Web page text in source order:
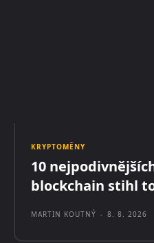
KRYPTOMĚNY
10
blockchain stihl
MARTIN KOUTNÝ - 8. 8. 2026